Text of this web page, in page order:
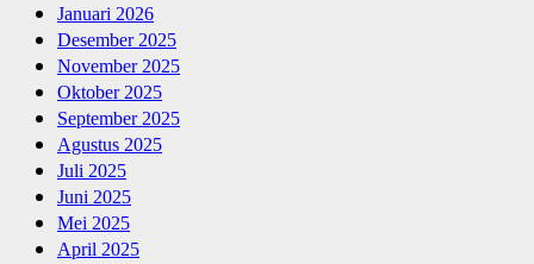
Januari 2026
Desember 2025
November 2025
Oktober 2025
September 2025
Agustus 2025
Juli 2025
Juni 2025
Mei 2025
April 2025